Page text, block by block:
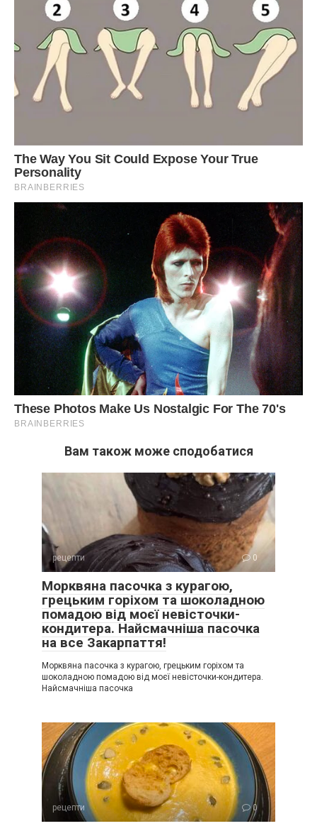
Вам також може сподобатися
рецепти 0
Морквяна пасочка з курагою,
грецьким горіхом та шоколадною
помадою від моєї невісточки-
кондитера. Найсмачніша пасочка
на все Закарпаття!
Морквяна пасочка з курагою, грецьким горіхом та
шоколадною помадою від моєї невісточки-кондитера.
Найсмачніша пасочка
рецепти 0